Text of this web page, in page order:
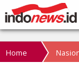
Home